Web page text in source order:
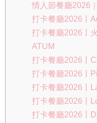
情人節餐廳2026
打卡餐廳2026丨
打卡餐廳2026丨
ATUM
打卡餐廳2026丨
打卡餐廳2026丨
打卡餐廳2026丨
打卡餐廳2026丨
打卡餐廳2026丨